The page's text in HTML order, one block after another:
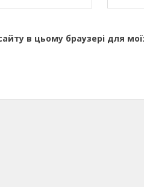
в цьому браузері для